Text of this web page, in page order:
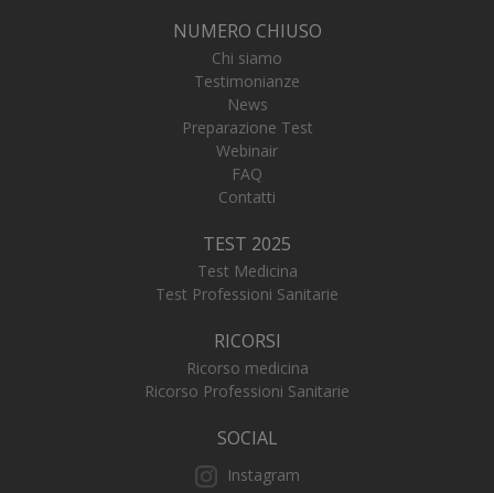
NUMERO CHIUSO
Chi siamo
Testimonianze
News
Preparazione Test
Webinair
FAQ
Contatti
TEST 2025
Test Medicina
Test Professioni Sanitarie
RICORSI
Ricorso medicina
Ricorso Professioni Sanitarie
SOCIAL
Instagram
Google LLC